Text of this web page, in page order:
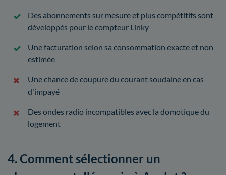
Des abonnements sur mesure et plus compétitifs sont
développés pour le compteur Linky
Une facturation selon sa consommation exacte et non
estimée
Une chance de coupure du courant soudaine en cas
d'impayé
Des ondes radio incompatibles avec la domotique du
logement
4. Comment sélectionner un